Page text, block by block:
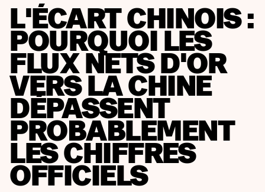
L'ÉCART CHINOIS :
POURQUOI LES
FLUX NETS D'OR
VERS LA CHINE
DÉPASSENT
PROBABLEMENT
LES CHIFFRES
OFFICIELS